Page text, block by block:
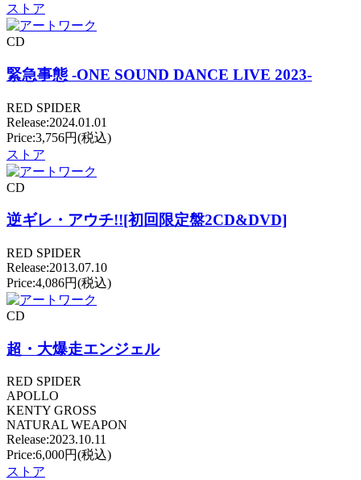
ストア
CD
緊急事態 -ONE SOUND DANCE LIVE 2023-
RED SPIDER
Release:2024.01.01
Price:3,756円(税込)
ストア
CD
逆ギレ・アウチ!![初回限定盤2CD&DVD]
RED SPIDER
Release:2013.07.10
Price:4,086円(税込)
CD
超・大爆走エンジェル
RED SPIDER
APOLLO
KENTY GROSS
NATURAL WEAPON
Release:2023.10.11
Price:6,000円(税込)
ストア